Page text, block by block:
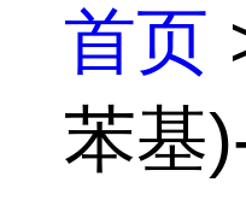
首页
苯基